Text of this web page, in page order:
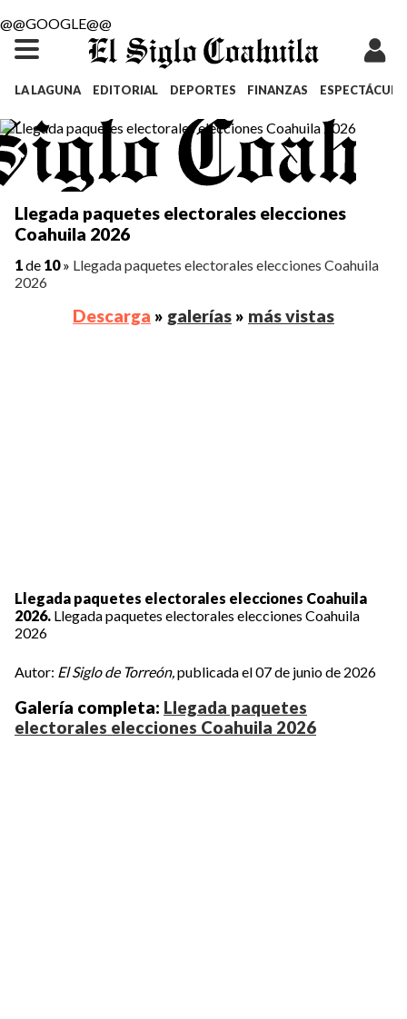
@@GOOGLE@@
LA LAGUNA EDITORIAL DEPORTES FINANZAS
Llegada paquetes electorales elecciones
Coahuila 2026
1de 10» Llegada paquetes electorales elecciones Coahuila
2026
Descarga » galerías » más vistas
Llegada paquetes electorales elecciones Coahuila
2026. Llegada paquetes electorales elecciones Coahuila
2026
Autor: El Siglo de Torreón,publicada el 07 de junio de 2026
Galería completa: Llegada paquetes
electorales elecciones Coahuila 2026